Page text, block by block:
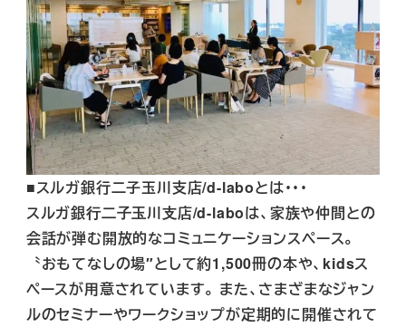
■スルガ銀行二子玉川支店/d-laboとは・・・
スルガ銀⾏⼆⼦⽟川⽀店/d-laboは、家族や仲間との
会話が弾む開放的なコミュニケーションスペース。
〝おもてなしの場″として約1,500冊の本や、kidsス
ペースが用意されています。 また、さまざまなジャン
ルのセミナーやワークショップが定期的に開催されて